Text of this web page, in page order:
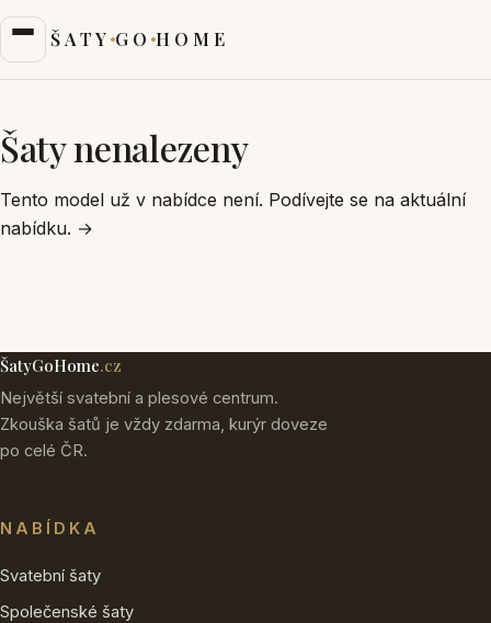
ŠATY GO HOME
Šaty nenalezeny
Tento model už v nabídce není. Podívejte se na aktuální
nabídku. →
ŠatyGoHome.cz
Největší svatební a plesové centrum.
Zkouška šatů je vždy zdarma, kurýr doveze
po celé ČR.
NABÍDKA
Svatební šaty
Společenské šaty